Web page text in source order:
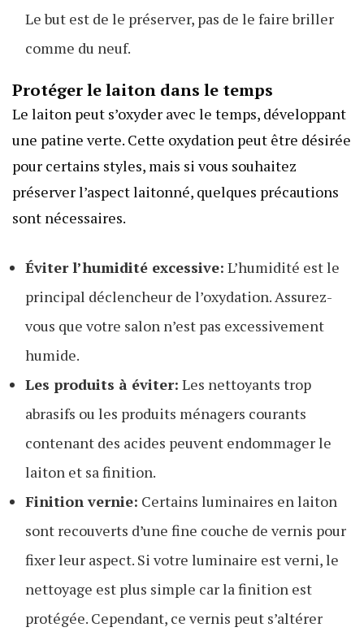
Le but est de le préserver, pas de le faire briller
comme du neuf.
Protéger le laiton dans le temps
Le laiton peut s’oxyder avec le temps, développant
une patine verte. Cette oxydation peut être désirée
pour certains styles, mais si vous souhaitez
préserver l’aspect laitonné, quelques précautions
sont nécessaires.
Éviter l’humidité excessive: L’humidité est le
principal déclencheur de l’oxydation. Assurez-
vous que votre salon n’est pas excessivement
humide.
Les produits à éviter: Les nettoyants trop
abrasifs ou les produits ménagers courants
contenant des acides peuvent endommager le
laiton et sa finition.
Finition vernie: Certains luminaires en laiton
sont recouverts d’une fine couche de vernis pour
fixer leur aspect. Si votre luminaire est verni, le
nettoyage est plus simple car la finition est
protégée. Cependant, ce vernis peut s’altérer